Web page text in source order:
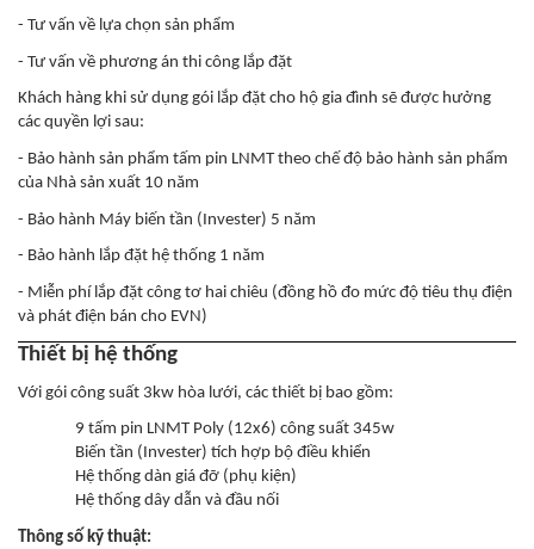
- Tư vấn về lựa chọn sản phẩm
- Tư vấn về phương án thi công lắp đặt
Khách hàng khi sử dụng gói lắp đặt cho hộ gia đình sẽ được hưởng
các quyền lợi sau:
- Bảo hành sản phẩm tấm pin LNMT theo chế độ bảo hành sản phẩm
của Nhà sản xuất 10 năm
- Bảo hành Máy biến tần (Invester) 5 năm
- Bảo hành lắp đặt hệ thống 1 năm
- Miễn phí lắp đặt công tơ hai chiêu (đồng hồ đo mức độ tiêu thụ điện
và phát điện bán cho EVN)
Thiết bị hệ thống
Với gói công suất 3kw hòa lưới, các thiết bị bao gồm:
9 tấm pin LNMT Poly (12x6) công suất 345w
Biến tần (Invester) tích hợp bộ điều khiển
Hệ thống dàn giá đỡ (phụ kiện)
Hệ thống dây dẫn và đầu nối
Thông số kỹ thuật: